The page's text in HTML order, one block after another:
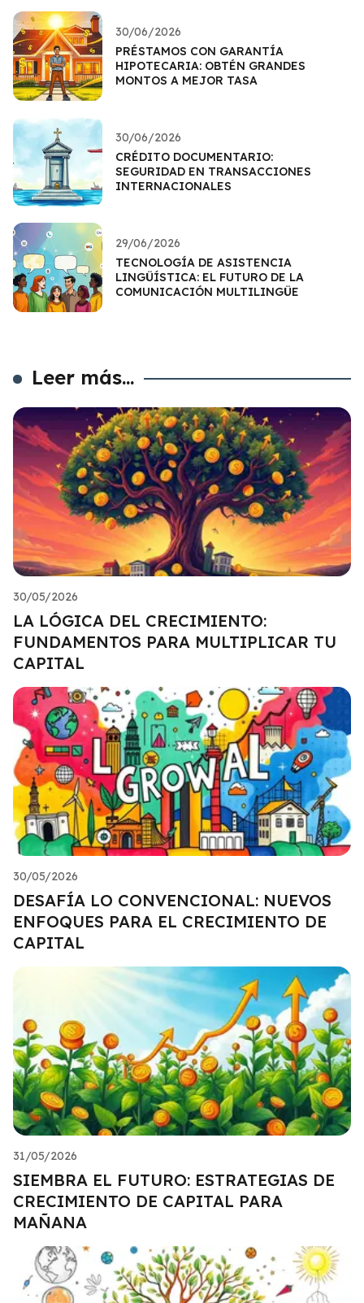
30/06/2026
PRÉSTAMOS CON GARANTÍA
HIPOTECARIA: OBTÉN GRANDES
MONTOS A MEJOR TASA
30/06/2026
CRÉDITO DOCUMENTARIO:
SEGURIDAD EN TRANSACCIONES
INTERNACIONALES
29/06/2026
TECNOLOGÍA DE ASISTENCIA
LINGÜÍSTICA: EL FUTURO DE LA
COMUNICACIÓN MULTILINGÜE
Leer más...
30/05/2026
LA LÓGICA DEL CRECIMIENTO:
FUNDAMENTOS PARA MULTIPLICAR TU
CAPITAL
30/05/2026
DESAFÍA LO CONVENCIONAL: NUEVOS
ENFOQUES PARA EL CRECIMIENTO DE
CAPITAL
31/05/2026
SIEMBRA EL FUTURO: ESTRATEGIAS DE
CRECIMIENTO DE CAPITAL PARA
MAÑANA